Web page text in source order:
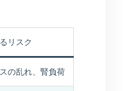
リスク
の乱れ、腎負荷
電話番号、診